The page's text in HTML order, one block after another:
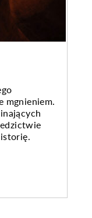
mgnieniem.